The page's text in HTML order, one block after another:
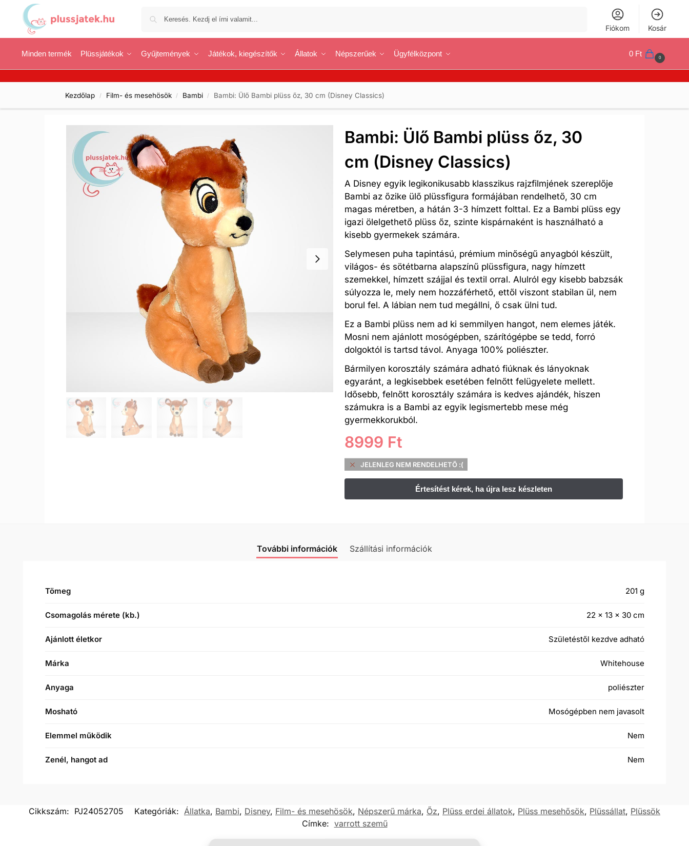
Fiókom Kosár
Minden termék Plüssjátékok Gyűjtemények Játékok, kiegészítők Állatok Népszerűek Ügyfélközpont 0 Ft 0
Kezdőlap / Film- és mesehösök / Bambi / Bambi: Ülő Bambi plüss őz, 30 cm (Disney Classics)
Bambi: Ülő Bambi plüss őz, 30
cm (Disney Classics)
A Disney egyik legikonikusabb klasszikus rajzfilmjének szereplője
Bambi az őzike ülő plüssfigura formájában rendelhető, 30 cm
magas méretben, a hátán 3-3 hímzett folttal. Ez a Bambi plüss egy
igazi ölelgethető plüss őz, szinte kispárnaként is használható a
kisebb gyermekek számára.
Selymesen puha tapintású, prémium minőségű anyagból készült,
világos- és sötétbarna alapszínű plüssfigura, nagy hímzett
szemekkel, hímzett szájjal és textil orral. Alulról egy kisebb babzsák
súlyozza le, mely nem hozzáférhető, ettől viszont stabilan ül, nem
borul fel. A lábian nem tud megállni, ő csak ülni tud.
Ez a Bambi plüss nem ad ki semmilyen hangot, nem elemes játék.
Mosni nem ajánlott mosógépben, szárítógépbe se tedd, forró
dolgoktól is tartsd távol. Anyaga 100% poliészter.
Bármilyen korosztály számára adható fiúknak és lányoknak
egyaránt, a legkisebbek esetében felnőtt felügyelete mellett.
Idősebb, felnőtt korosztály számára is kedves ajándék, hiszen
számukra is a Bambi az egyik legismertebb mese még
gyermekkorukból.
8999 Ft
JELENLEG NEM RENDELHETŐ :(
További információk Szállítási információk
Tömeg 201 g
Csomagolás mérete (kb.) 22 × 13 × 30 cm
Ajánlott életkor Születéstől kezdve adható
Márka Whitehouse
Anyaga poliészter
Mosható Mosógépben nem javasolt
Elemmel működik Nem
Zenél, hangot ad Nem
Cikkszám: PJ24052705 Kategóriák: Állatka, Bambi, Disney, Film- és mesehösök, Népszerű márka, Őz, Plüss erdei állatok​, Plüss mesehősök, Plüssállat, Plüssök
Címke: varrott szemű